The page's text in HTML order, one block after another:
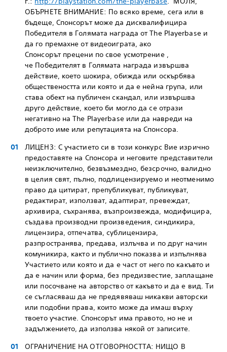
ОБЪРНЕТЕ ВНИМАНИЕ: По всяко време, сега или в
бъдеще, Спонсорът може да дисквалифицира
Победителя в Голямата награда от The Playerbase и
да го премахне от видеоиграта, ако
Спонсорът прецени по свое усмотрение ,
че Победителят в Голямата награда извършва
действие, което шокира, обижда или оскърбява
обществеността или която и да е нейна група, или
става обект на публичен скандал, или извършва
друго действие, което би могло да се отрази
негативно на The Playerbase или да навреди на
доброто име или репутацията на Спонсора.
ЛИЦЕНЗ: С участието си в този конкурс Вие изрично
предоставяте на Спонсора и неговите представители
неизключително, безвъзмездно, безсрочно, валидно
в целия свят, пълно, подлицензируемо и неотменимо
право да цитират, препубликуват, публикуват,
редактират, използват, адаптират, превеждат,
архивира, съхранява, възпроизвежда, модифицира,
създава производни произведения, синдикира,
лицензира, отпечатва, сублицензира,
разпространява, предава, излъчва и по друг начин
комуникира, както и публично показва и изпълнява
Участието или която и да е част от него по какъвто и
да е начин или форма, без предизвестие, заплащане
или посочване на авторство от какъвто и да е вид. Ти
се съгласяваш да не предявяваш никакви авторски
или подобни права, които може да имаш върху
твоето участие. Спонсорът има правото, но не и
задължението, да използва някой от записите.
ОГРАНИЧЕНИЕ НА ОТГОВОРНОСТТА: НИЩО В